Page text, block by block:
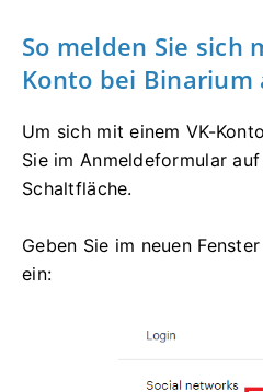
So melden Sie sich
Konto bei Binarium
Um sich mit einem VK-
Sie im Anmeldeformular
Schaltfläche.
Geben Sie im neuen
ein: